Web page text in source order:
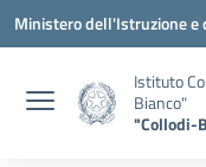
Vai ai contenuti
Vai al menu di navigazione
Vai al footer
Ministero dell'Istruzione e
Istituto
Bianco"
"Collodi-